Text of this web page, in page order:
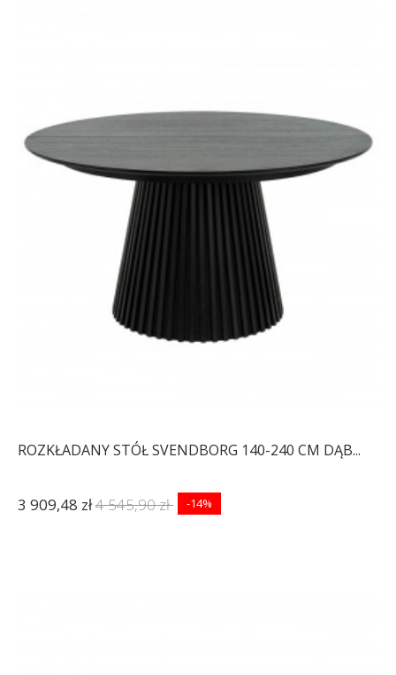
ROZKŁADANY STÓŁ SVENDBORG 140-240 CM DĄB...
3 909,48 zł4 545,90 zł -14%